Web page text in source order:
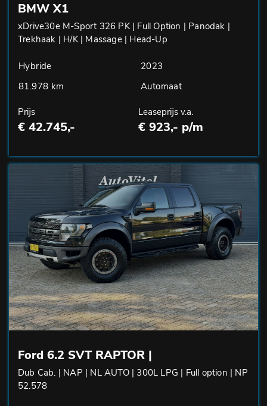
BMW X1
xDrive30e M-Sport 326 PK | Full Option | Panodak |
Trekhaak | H/K | Massage | Head-Up
Hybride
2023
81.978 km
Automaat
Prijs
€ 42.745,-
Leaseprijs v.a.
€ 923,- p/m
Ford 6.2 SVT RAPTOR |
Dub Cab. | NAP | NL AUTO | 300L LPG | Full option | NP
52.578